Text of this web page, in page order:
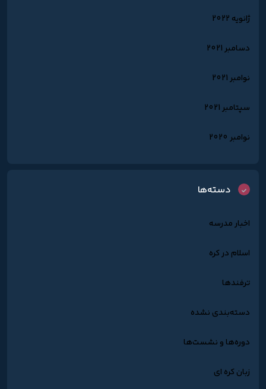
ژانویه 2022
دسامبر 2021
نوامبر 2021
سپتامبر 2021
نوامبر 2020
دسته‌ها
اخبار مدرسه
اسلام در کره
ترفندها
دسته‌بندی نشده
دوره‌ها و نشست‌ها
زبان کره ای